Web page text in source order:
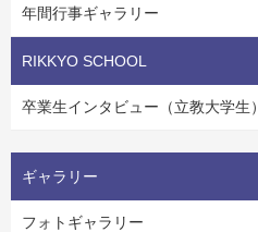
年間行事ギャラリー
RIKKYO SCHOOL
卒業生インタビュー（立教大学生）
ギャラリー
フォトギャラリー